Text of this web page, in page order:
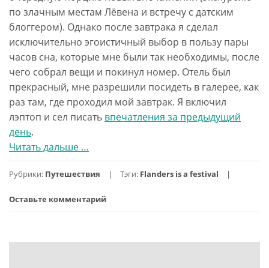
по злачным местам Лёвена и встречу с датским
блоггером). Однако после завтрака я сделал
исключительно эгоистичный выбор в пользу пары
часов сна, которые мне были так необходимы, после
чего собрал вещи и покинул номер. Отель был
прекрасный, мне разрешили посидеть в галерее, как
раз там, где проходил мой завтрак. Я включил
лэптоп и сел писать впечатления за предыдущий
день.
Читать дальше проБельгия.
4.
…
Рубрики: Путешествия Тэги: Flanders is a festival
Оставьте комментарий